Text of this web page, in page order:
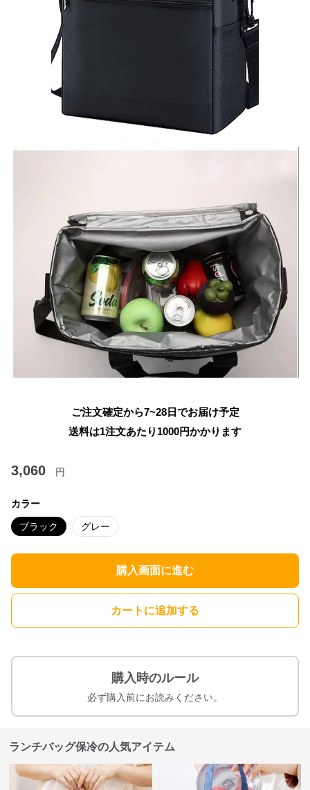
ご注文確定から7~28日でお届け予定
送料は1注文あたり 1000円かかります
3,060 円
カラー
ブラック グレー
購入画面に進む
カートに追加する
購入時のルール
必ず購入前にお読みください。
ランチバッグ保冷の人気アイテム